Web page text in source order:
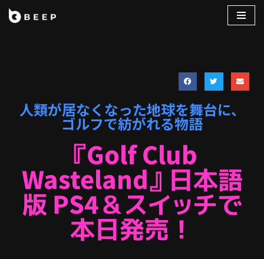
人類が居なくなった地球を舞台に、
ゴルフで紡がれる物語
『Golf Club
Wasteland』日本語
版 PS4＆スイッチで
本日発売！